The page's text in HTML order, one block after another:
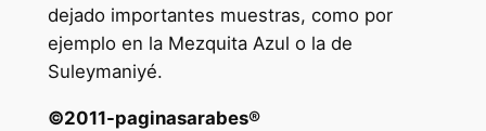
dejado importantes muestras, como por
ejemplo en la Mezquita Azul o la de
Suleymaniyé.
©2011-paginasarabes®